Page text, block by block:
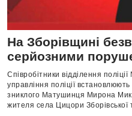
На Зборівщині
серйозними
Співробітники відділення
управління поліції
зниклого Матушинця Мирона
жителя села Цицори Зборівської